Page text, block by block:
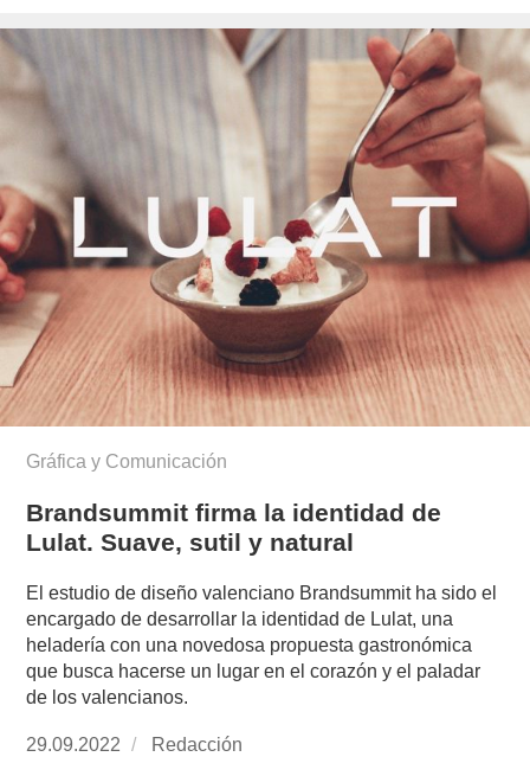
Gráfica y Comunicación
Brandsummit firma la identidad de
Lulat. Suave, sutil y natural
El estudio de diseño valenciano Brandsummit ha sido el
encargado de desarrollar la identidad de Lulat, una
heladería con una novedosa propuesta gastronómica
que busca hacerse un lugar en el corazón y el paladar
de los valencianos.
Publicado
29.09.2022 https://www.experimenta.es/author/redaccion/
Redacción